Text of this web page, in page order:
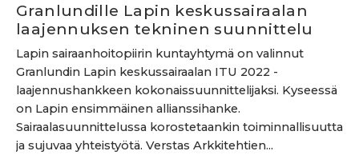
Granlundille Lapin keskussairaalan
laajennuksen tekninen suunnittelu
Lapin sairaanhoitopiirin kuntayhtymä on valinnut
Granlundin Lapin keskussairaalan ITU 2022 -
laajennushankkeen kokonaissuunnittelijaksi. Kyseessä
on Lapin ensimmäinen allianssihanke.
Sairaalasuunnittelussa korostetaankin toiminnallisuutta
ja sujuvaa yhteistyötä. Verstas Arkkitehtien...